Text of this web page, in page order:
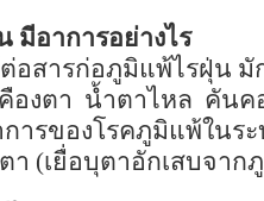
มีอาการอย่างไร
อสารก่อภูมิแพ้ไรฝุ่น มั
องตา น้ำตาไหล คันค
ารของโรคภูมิแพ้ในร
า (เยื่อบุตาอักเสบจาก